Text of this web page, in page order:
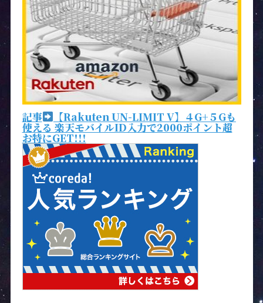
記事 【Rakuten UN-LIMIT V】４G+５Gも
使える 楽天モバイルID入力で2000ポイント超
お特にGET!!!